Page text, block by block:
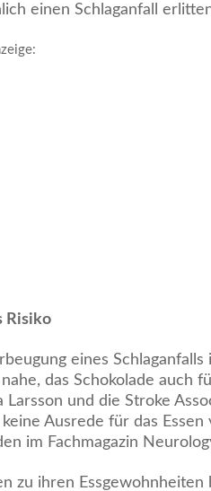
einen Schlaganfall
Risiko
eines Schlaganfalls
das Schokolade auch
Larsson und die Stroke
Ausrede für das Essen
im Fachmagazin
zu ihren Essgewohnheiten